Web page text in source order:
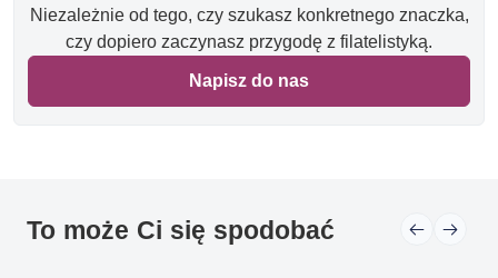
Niezależnie od tego, czy szukasz konkretnego znaczka,
czy dopiero zaczynasz przygodę z filatelistyką.
Napisz do nas
To może Ci się spodobać